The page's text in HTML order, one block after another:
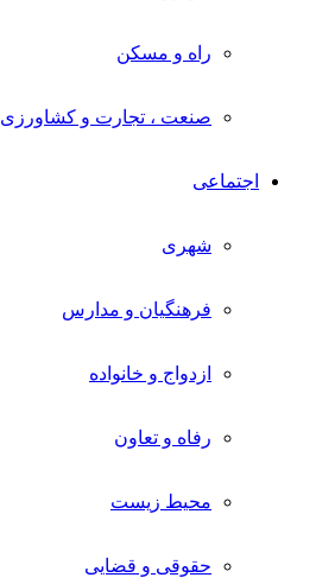
راه و مسکن
صنعت ، تجارت و کشاورزی
اجتماعی
شهری
فرهنگیان و مدارس
ازدواج و خانواده
رفاه و تعاون
محیط زیست
حقوقی و قضایی